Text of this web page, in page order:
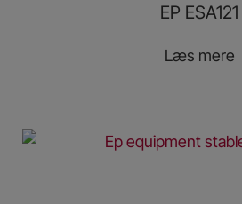
EP ESA121
Læs mere